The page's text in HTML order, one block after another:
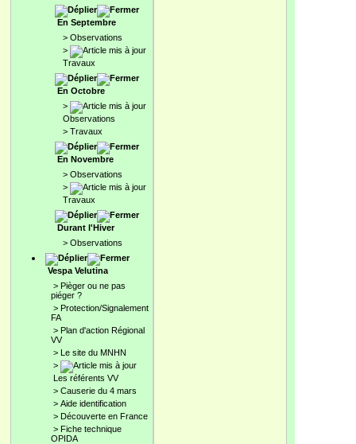
En Septembre
> Observations
>
Travaux
En Octobre
>
Observations
> Travaux
En Novembre
> Observations
>
Travaux
Durant l'Hiver
> Observations
Vespa Velutina
> Pièger ou ne pas
piéger ?
> Protection/Signalement
FA
> Plan d'action Régional
VV
> Le site du MNHN
>
Les référents VV
> Causerie du 4 mars
> Aide identification
> Découverte en France
> Fiche technique
OPIDA